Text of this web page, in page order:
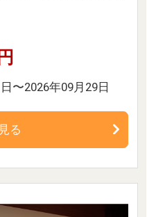
〜2026年09月29日
る